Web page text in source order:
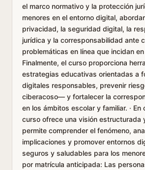
el marco normativo y la protección
menores en el entorno digital,
privacidad, la seguridad digital, la
jurídica y la corresponsabilidad ante
problemáticas en línea que incidan en
Finalmente, el curso proporciona
estrategias educativas orientadas a
digitales responsables, prevenir
ciberacoso— y fortalecer la
en los ámbitos escolar y familiar. · En
curso ofrece una visión estructurada
permite comprender el fenómeno,
implicaciones y promover entornos
seguros y saludables para los
por matrícula anticipada: Las